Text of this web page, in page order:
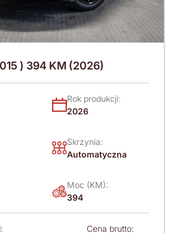
) 394 KM (2026)
Rok produkcji:
2026
Skrzynia:
Automatyczna
Moc (KM):
394
Cena brutto: